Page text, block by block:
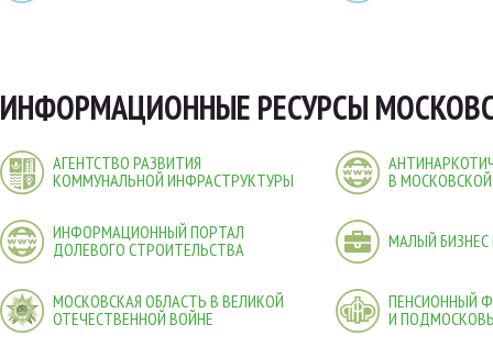
ИНФОРМАЦИОННЫЕ РЕСУРСЫ
АГЕНТСТВО РАЗВИТИЯ
КОММУНАЛЬНОЙ ИНФРАСТРУКТУРЫ
В
ИНФОРМАЦИОННЫЙ ПОРТАЛ
ДОЛЕВОГО СТРОИТЕЛЬСТВА
МАЛЫЙ
МОСКОВСКАЯ ОБЛАСТЬ В ВЕЛИКОЙ
ОТЕЧЕСТВЕННОЙ ВОЙНЕ
ПЕНСИОННЫЙ
И